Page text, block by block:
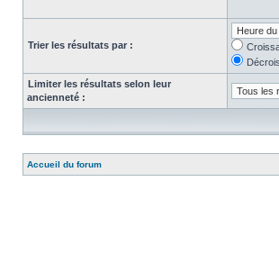
Trier les résultats par :
Limiter les résultats selon leur
ancienneté :
Accueil du forum